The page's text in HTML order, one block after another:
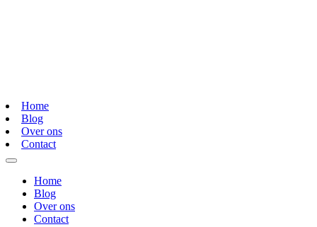
Home
Blog
Over ons
Contact
Home
Blog
Over ons
Contact